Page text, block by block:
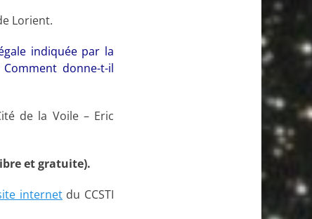
Lorient.
indiquée par la
donne-t-il
de la Voile – Eric
et gratuite).
internetdu CCSTI